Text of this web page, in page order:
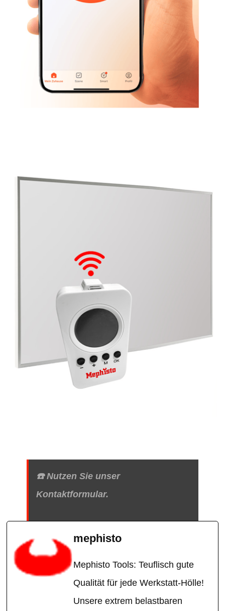
☎️ Nutzen Sie unser
Kontaktformular.
mephisto
Mephisto Tools: Teuflisch gute
Qualität für jede Werkstatt-Hölle!
Unsere extrem belastbaren